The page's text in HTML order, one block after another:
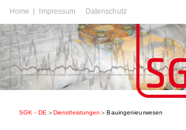
Navigation
Home Impressum Datenschutz
SGK - DE Dienstleistungen Bauingenieurwesen